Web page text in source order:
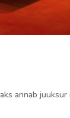
annab juuksur